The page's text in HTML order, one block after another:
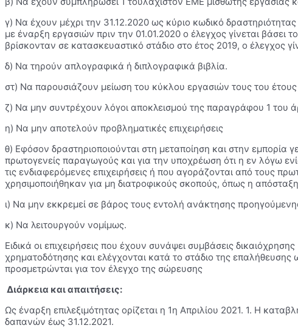
γ) Να έχουν μέχρι την 31.12.2020 ως κύριο κωδικό
με έναρξη εργασιών πριν την 01.01.2020 ο έλεγχος γίνεται βάσει
βρίσκονταν σε κατασκευαστικό στάδιο στο έτος 2019, ο έλεγχος
δ) Να τηρούν απλογραφικά ή διπλογραφικά βιβλία.
στ) Να παρουσιάζουν μείωση του κύκλου εργασιών τους του
ζ) Να μην συντρέχουν λόγοι αποκλεισμού της παραγράφου 1 του
η) Να μην αποτελούν προβληματικές επιχειρήσεις
θ) Εφόσον δραστηριοποιούνται στη μεταποίηση και στην
πρωτογενείς παραγωγούς και για την υποχρέωση ότι η εν λόγω
τις ενδιαφερόμενες επιχειρήσεις ή που αγοράζονται από τους
χρησιμοποιήθηκαν για μη διατροφικούς σκοπούς, όπως η
ι) Να μην εκκρεμεί σε βάρος τους εντολή ανάκτησης
κ) Να λειτουργούν νομίμως.
Ειδικά οι επιχειρήσεις που έχουν συνάψει συμβάσεις
χρηματοδότησης και ελέγχονται κατά το στάδιο της επαλήθευσης
προσμετρώνται για τον έλεγχο της σώρευσης
Διάρκεια και απαιτήσεις:
Ως έναρξη επιλεξιμότητας ορίζεται η 1η Απριλίου 2021. 1. Η
δαπανών έως 31.12.2021.